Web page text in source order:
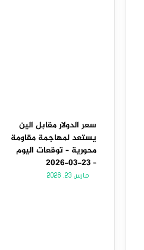
سعر الدولار مقابل الين
يستعد لمهاجمة مقاومة
محورية – توقعات اليوم
– 23-03-2026
مارس 23, 2026